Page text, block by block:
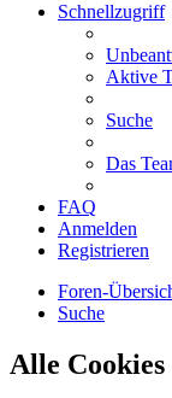
Schnellzugriff
Aktive
Suche
Das
FAQ
Anmelden
Registrieren
Foren-
Suche
Alle Cookies